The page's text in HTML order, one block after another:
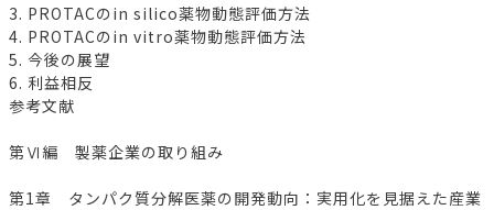
3. PROTACのin silico薬物動態評価方法
4. PROTACのin vitro薬物動態評価方法
5. 今後の展望
6. 利益相反
参考文献
第Ⅵ編 製薬企業の取り組み
第1章 タンパク質分解医薬の開発動向：実用化を見据えた産業